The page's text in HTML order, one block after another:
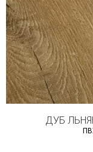
ДУБ